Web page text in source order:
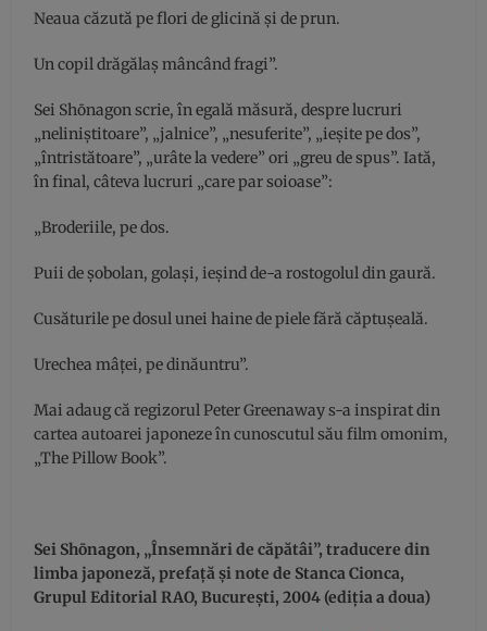
Neaua căzută pe flori de glicină şi de prun.
Un copil drăgălaş mâncând fragi”.
Sei Shōnagon scrie, în egală măsură, despre lucruri
„neliniştitoare”, „jalnice”, „nesuferite”, „ieşite pe dos”,
„întristătoare”, „urâte la vedere” ori „greu de spus”. Iată,
în final, câteva lucruri „care par soioase”:
„Broderiile, pe dos.
Puii de şobolan, golaşi, ieşind de-a rostogolul din gaură.
Cusăturile pe dosul unei haine de piele fără căptuşeală.
Urechea mâţei, pe dinăuntru”.
Mai adaug că regizorul Peter Greenaway s-a inspirat din
cartea autoarei japoneze în cunoscutul său film omonim,
„The Pillow Book”.
Sei Shōnagon, „Însemnări de căpătâi”, traducere din
limba japoneză, prefaţă şi note de Stanca Cionca,
Grupul Editorial RAO, Bucureşti, 2004 (ediţia a doua)